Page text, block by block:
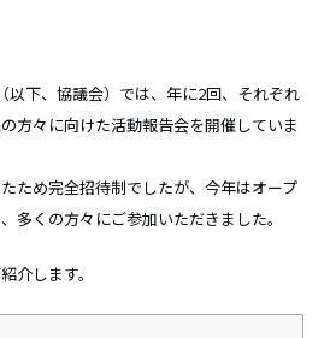
以下、協議会）では、年に2回、それぞれ
方々に向けた活動報告会を開催していま
ため完全招待制でしたが、今年はオープ
多くの方々にご参加いただきました。
介します。